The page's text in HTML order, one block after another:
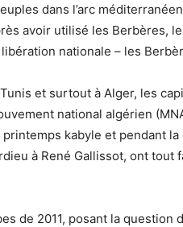
dans l’arc
avoir utilisé les Berbères,
nationale – les
et surtout à Alger, les
national algérien
kabyle et pendant
à René Gallissot, ont
de 2011, posant la question